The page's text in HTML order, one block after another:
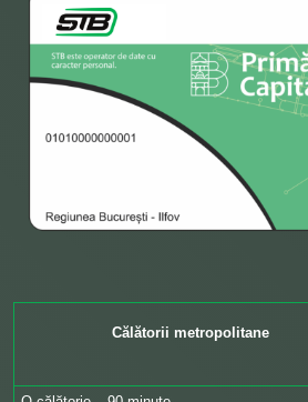
Călătorii metropolitane